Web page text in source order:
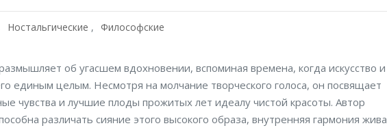
Ностальгические Философские
об угасшем вдохновении, вспоминая времена, когда искусство и
единым целым. Несмотря на молчание творческого голоса, он посвящает
чувства и лучшие плоды прожитых лет идеалу чистой красоты. Автор
различать сияние этого высокого образа, внутренняя гармония жива